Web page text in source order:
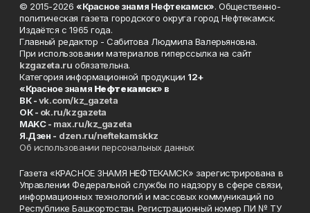
© 2015-2026 «Красное знамя Нефтекамск». Общественно-
политическая газета городского округа город Нефтекамск.
Издаётся с 1965 года.
Главный редактор - Сабитова Людмила Валерьяновна.
При использовании материалов гиперссылка на сайт
kzgazeta.ru обязательна.
Категория информационной продукции 12+
«Красное знамя Нефтекамск» в
ВК -vk.com/kz_gazeta
ОК - ok.ru/kzgazeta
MAKC - max.ru/kz_gazeta
Я.Дзен - dzen.ru/neftekamskkz
Об использовании персональных данных
Газета «КРАСНОЕ ЗНАМЯ НЕФТЕКАМСК» зарегистрирована в
Управлении Федеральной службы по надзору в сфере связи,
информационных технологий и массовых коммуникаций по
Республике Башкортостан. Регистрационный номер ПИ № ТУ